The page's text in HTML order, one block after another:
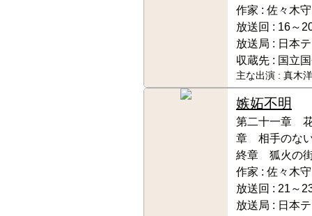
作家 : 佐々木守
放送回 : 16～
放送局 : 日本
収蔵先 : 国立
主な出演 : 真木
嫉妬不明
第二十一章
章 相手のな
終章 狐火の
作家 : 佐々木守
放送回 : 21～
放送局 : 日本